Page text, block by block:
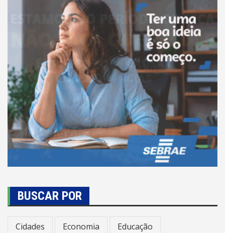
BUSCAR POR
Cidades Economia Educação